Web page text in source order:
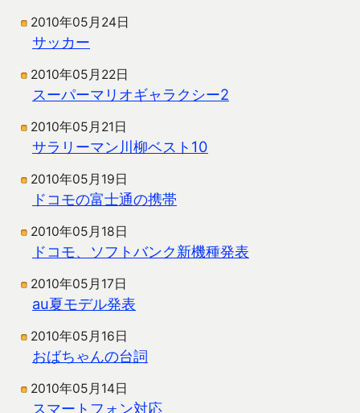
2010年05月24日
サッカー
2010年05月22日
スーパーマリオギャラクシー2
2010年05月21日
サラリーマン川柳ベスト10
2010年05月19日
ドコモの富士通の携帯
2010年05月18日
ドコモ、ソフトバンク新機種発表
2010年05月17日
au夏モデル発表
2010年05月16日
おばちゃんの台詞
2010年05月14日
スマートフォン対応